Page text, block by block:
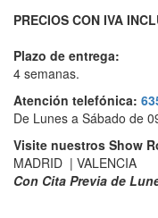
PRECIOS CON IVA
Plazo de entrega:
4 semanas.
Atención telefónica:
De Lunes a Sábado de
Visite nuestros Show
MADRID | VALENCIA
​Con Cita Previa de